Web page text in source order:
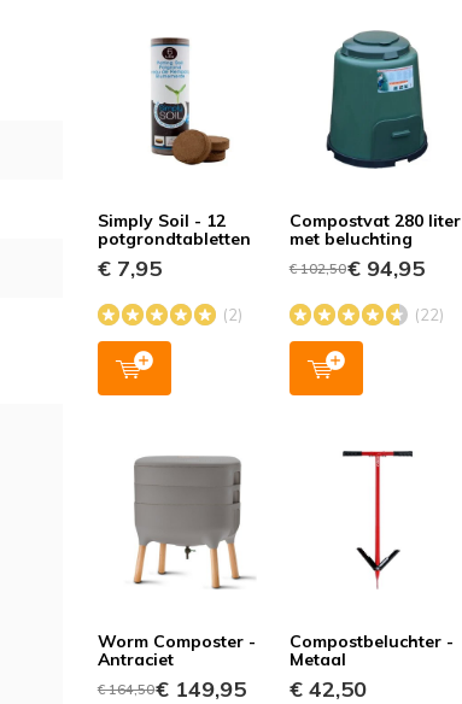
Simply Soil - 12
potgrondtabletten
€ 7,95
(2)
Compostvat 280 liter
met beluchting
€ 102,50€ 94,95
(22)
Worm Composter -
Antraciet
€ 164,50€ 149,95
Compostbeluchter -
Metaal
€ 42,50